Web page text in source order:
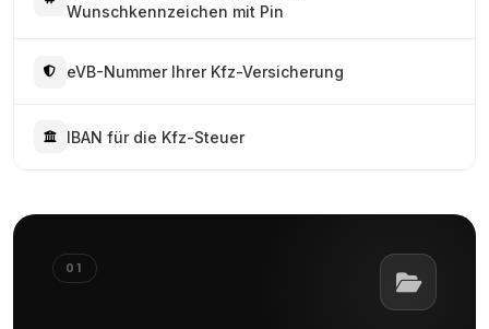
Wunschkennzeichen mit Pin
eVB-Nummer Ihrer Kfz-Versicherung
IBAN für die Kfz-Steuer
01